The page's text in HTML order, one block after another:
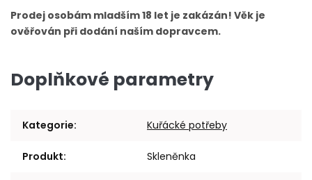
Prodej osobám mladším 18 let je zakázán! Věk je
ověřován při dodání naším dopravcem.
Doplňkové parametry
Kategorie: Kuřácké potřeby
Produkt: Skleněnka